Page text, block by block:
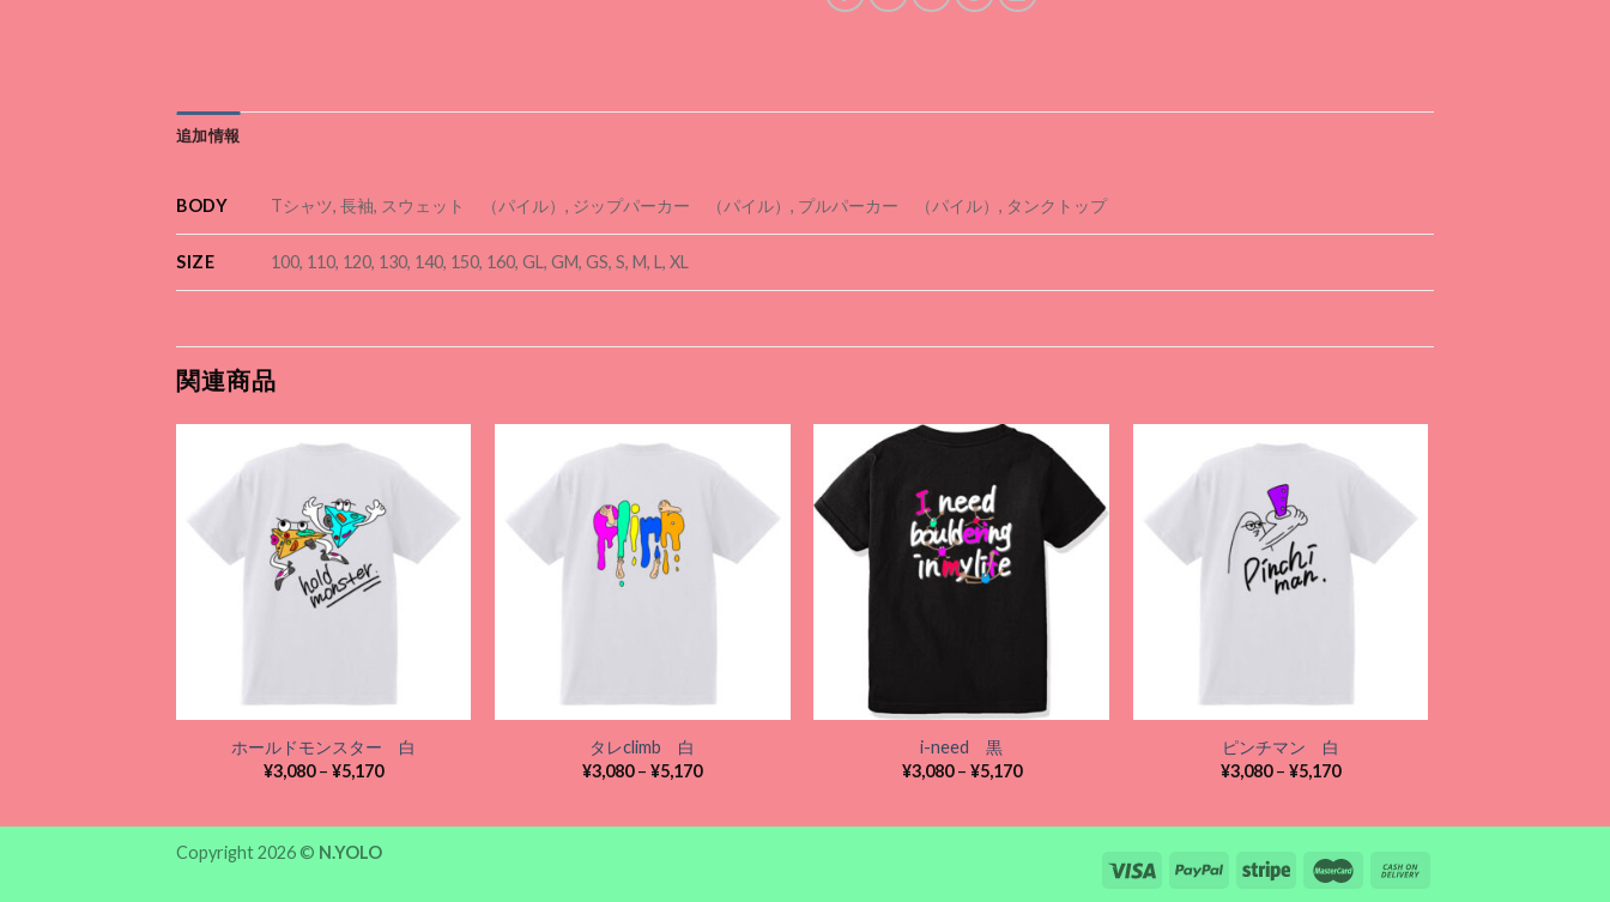
追加情報
BODY Tシャツ, 長袖, スウェット （パイル）, ジップパーカー （パイル）, プルパーカー （パイル）, タンクトップ
SIZE 100, 110, 120, 130, 140, 150, 160, GL, GM, GS, S, M, L, XL
関連商品
Add to
wishlist
ホールドモンスター 白
¥3,080 –¥5,170価
Add to
wishlist
タレclimb 白
¥3,080 –¥5,170価
Add to
wishlist
i-need 黒
¥3,080 – ¥5,170価
Add to
wishlist
ピンチマン 白
¥3,080 – ¥5,170価
Copyright 2026 © N.YOLO